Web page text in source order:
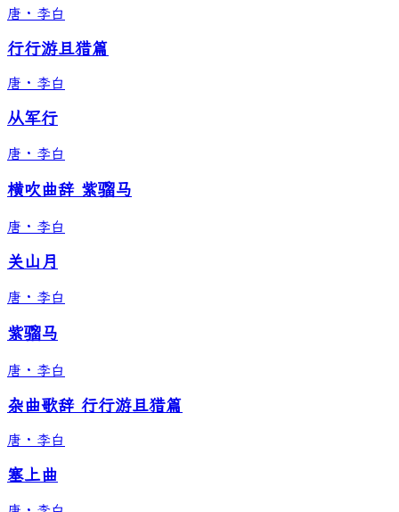
唐 · 李白
行行游且猎篇
唐 · 李白
从军行
唐 · 李白
横吹曲辞 紫骝马
唐 · 李白
关山月
唐 · 李白
紫骝马
唐 · 李白
杂曲歌辞 行行游且猎篇
唐 · 李白
塞上曲